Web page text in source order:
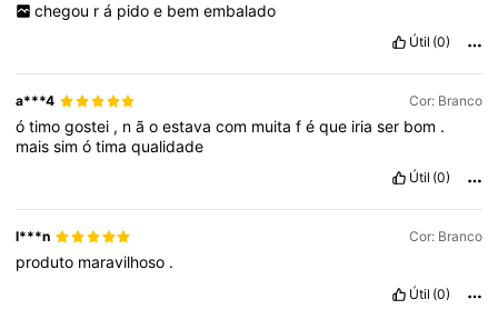
chegou r á pido e bem embalado
Útil (0)
a***4 Cor: Branco
ótimogostei , nãoestavacom muitaféque iriaser bom .
maissimótimaqualidade
Útil (0)
l***n Cor: Branco
produto maravilhoso .
Útil (0)